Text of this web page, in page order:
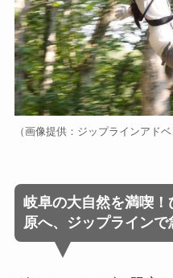
（画像提供：ジップラインアド
岐阜の大自然を満喫
原へ、ジップラインで